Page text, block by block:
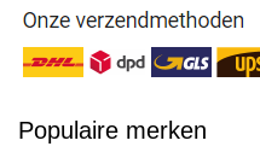
Populaire merken